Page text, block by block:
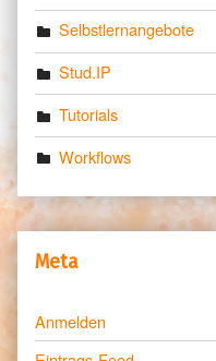
Selbstlernangebote
Stud.IP
Tutorials
Workflows
Meta
Anmelden